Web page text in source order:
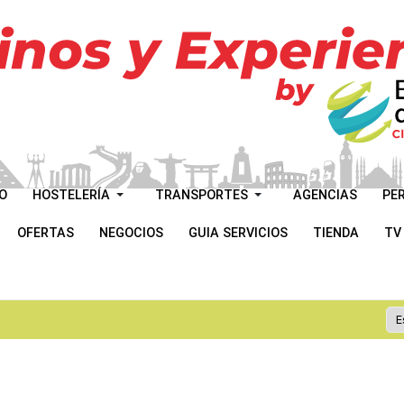
HOSTELERÍA TRANSPORTES AGENCIAS
OFERTAS NEGOCIOS GUIA SERVICIOS TIENDA TV